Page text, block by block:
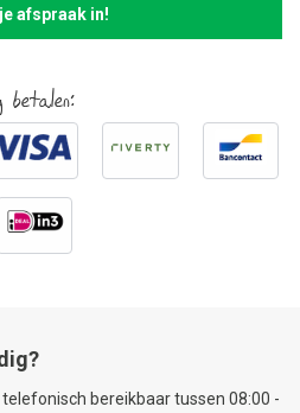
afspraak in!
betalen:
bereikbaar tussen 08:00 -